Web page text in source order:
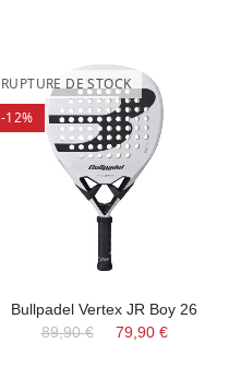
RUPTURE DE STOCK
-12%
Bullpadel Vertex JR Boy 26
89,90 €
79,90 €